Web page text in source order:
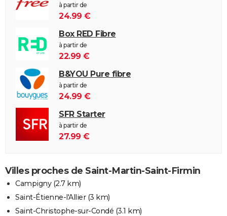
à partir de
24.99 €
Box RED Fibre
à partir de
22.99 €
B&YOU Pure fibre
à partir de
24.99 €
SFR Starter
à partir de
27.99 €
Villes proches de Saint-Martin-Saint-Firmin
Campigny(2.7 km)
Saint-Étienne-l'Allier(3 km)
Saint-Christophe-sur-Condé (3.1 km)